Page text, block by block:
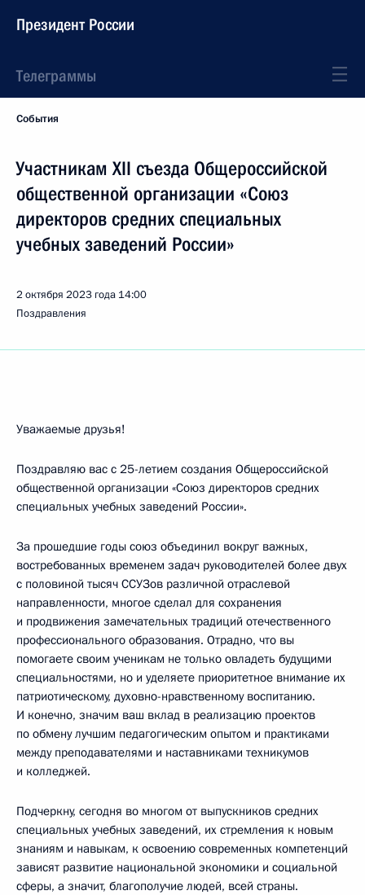
Президент России
Телеграммы
События
Участникам XII съезда Общероссийской
общественной организации «Союз
директоров средних специальных
учебных заведений России»
2 октября 2023 года 14:00
Поздравления
Уважаемые друзья!
Поздравляю вас с 25-летием создания Общероссийской
общественной организации «Союз директоров средних
специальных учебных заведений России».
За прошедшие годы союз объединил вокруг важных,
востребованных временем задач руководителей более двух
с половиной тысяч ССУЗов различной отраслевой
направленности, многое сделал для сохранения
и продвижения замечательных традиций отечественного
профессионального образования. Отрадно, что вы
помогаете своим ученикам не только овладеть будущими
специальностями, но и уделяете приоритетное внимание их
патриотическому, духовно-нравственному воспитанию.
И конечно, значим ваш вклад в реализацию проектов
по обмену лучшим педагогическим опытом и практиками
между преподавателями и наставниками техникумов
и колледжей.
Подчеркну, сегодня во многом от выпускников средних
специальных учебных заведений, их стремления к новым
знаниям и навыкам, к освоению современных компетенций
зависят развитие национальной экономики и социальной
сферы, а значит, благополучие людей, всей страны.